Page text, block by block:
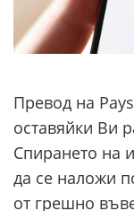
Превод на
оставяйки Ви
Спирането на
да се наложи
от грешно